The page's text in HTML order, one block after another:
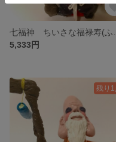
5,333円
残り1